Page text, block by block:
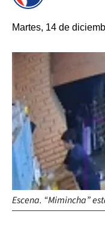
Martes, 14 de
Escena. “Mimincha”